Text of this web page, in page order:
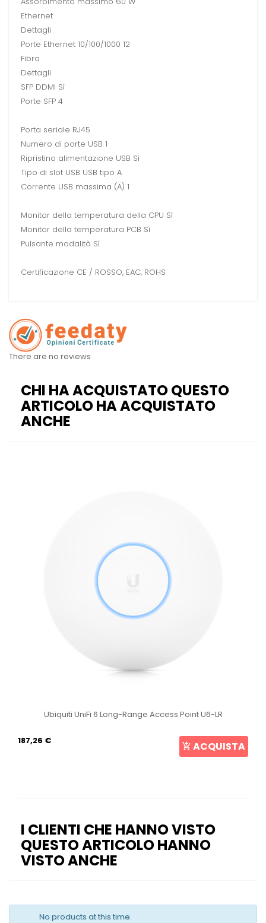
Ethernet
Dettagli
Porte Ethernet 10/100/1000 12
Fibra
Dettagli
SFP DDMI Sì
Porte SFP 4
Porta seriale RJ45
Numero di porte USB 1
Ripristino alimentazione USB Sì
Tipo di slot USB USB tipo A
Corrente USB massima (A) 1
Monitor della temperatura della CPU Sì
Monitor della temperatura PCB Sì
Pulsante modalità Sì
Certificazione CE / ROSSO, EAC, ROHS
There are no reviews
CHI HA ACQUISTATO QUESTO
ARTICOLO HA ACQUISTATO
ANCHE
Ubiquiti UniFi 6 Long-Range Access Point U6-LR
187,26 € ACQUISTA
I CLIENTI CHE HANNO VISTO
QUESTO ARTICOLO HANNO
VISTO ANCHE
No products at this time.